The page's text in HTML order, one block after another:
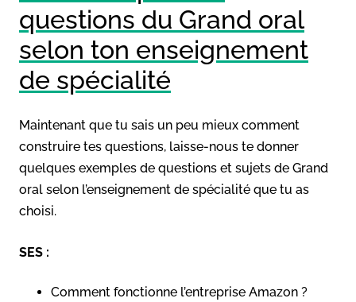
questions du Grand oral
selon ton enseignement
de spécialité
Maintenant que tu sais un peu mieux comment
construire tes questions, laisse-nous te donner
quelques exemples de questions et sujets de Grand
oral selon l’enseignement de spécialité que tu as
choisi.
SES :
Comment fonctionne l’entreprise Amazon ?